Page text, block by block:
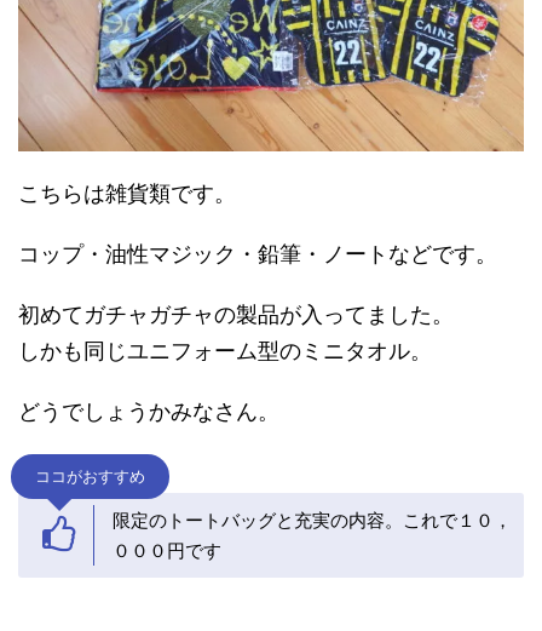
こちらは雑貨類です。
コップ・油性マジック・鉛筆・ノートなどです。
初めてガチャガチャの製品が入ってました。
しかも同じユニフォーム型のミニタオル。
どうでしょうかみなさん。
ココがおすすめ
限定のトートバッグと充実の内容。これで１０，
０００円です